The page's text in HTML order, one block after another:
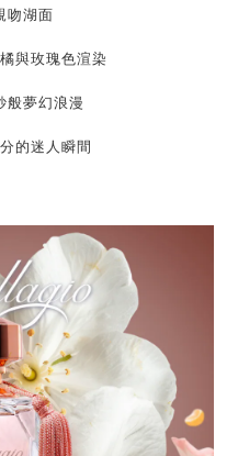
吻湖面
與玫瑰色渲染
般夢幻浪漫
的迷人瞬間